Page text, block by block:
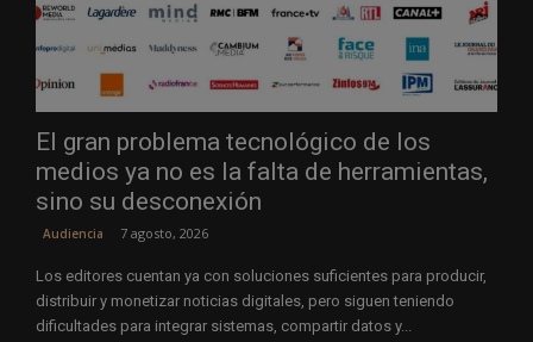
El gran problema tecnológico de los
medios ya no es la falta de herramientas,
sino su desconexión
Audiencia 7 agosto, 2026
Los editores cuentan ya con soluciones suficientes para producir,
distribuir y monetizar noticias digitales, pero siguen teniendo
dificultades para integrar sistemas, compartir datos y...